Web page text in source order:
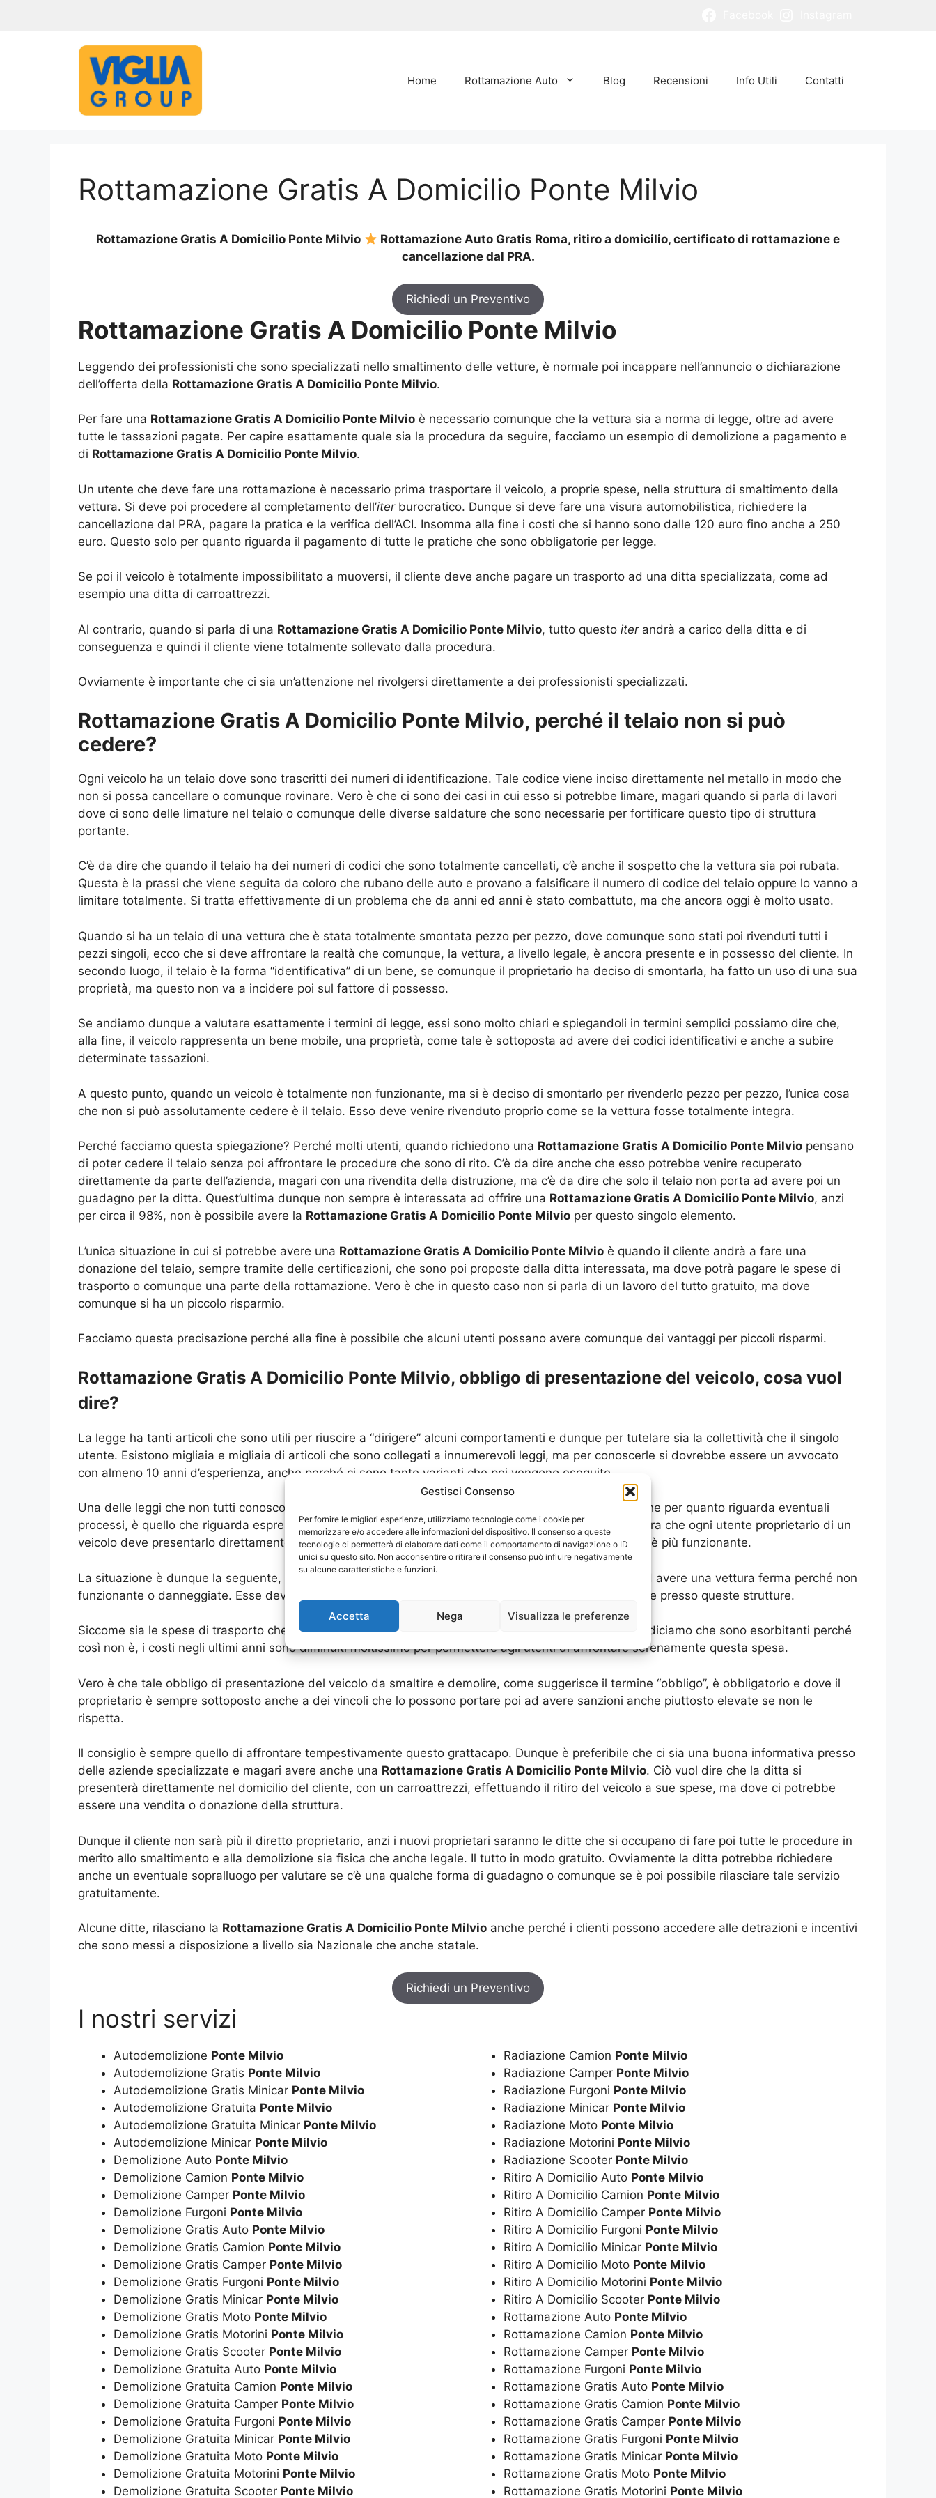
Gestisci Consenso
Per fornire le migliori esperienze, utilizziamo tecnologie come i cookie per
memorizzare e/o accedere alle informazioni del dispositivo. Il consenso a queste
tecnologie ci permetterà di elaborare dati come il comportamento di navigazione o ID
unici su questo sito. Non acconsentire o ritirare il consenso può influire negativamente
su alcune caratteristiche e funzioni.
Accetta Nega Visualizza le preferenze
Home Rottamazione Auto Blog Recensioni Info Utili Contatti
Rottamazione Gratis A Domicilio Ponte Milvio
Rottamazione Gratis A Domicilio Ponte Milvio
Rottamazione Auto Gratis Roma, ritiro a domicilio, certificato di rottamazione e
cancellazione dal PRA.
Richiedi un Preventivo
Rottamazione Gratis A Domicilio Ponte Milvio
Leggendo dei professionisti che sono specializzati nello smaltimento delle vetture, è normale poi incappare nell’annuncio o dichiarazione
dell’offerta della Rottamazione Gratis A Domicilio Ponte Milvio.
Per fare una Rottamazione Gratis A Domicilio Ponte Milvio è necessario comunque che la vettura sia a norma di legge, oltre ad avere
tutte le tassazioni pagate. Per capire esattamente quale sia la procedura da seguire, facciamo un esempio di demolizione a pagamento e
di Rottamazione Gratis A Domicilio Ponte Milvio.
Un utente che deve fare una rottamazione è necessario prima trasportare il veicolo, a proprie spese, nella struttura di smaltimento della
vettura. Si deve poi procedere al completamento dell’iterburocratico. Dunque si deve fare una visura automobilistica, richiedere la
cancellazione dal PRA, pagare la pratica e la verifica dell’ACI. Insomma alla fine i costi che si hanno sono dalle 120 euro fino anche a 250
euro. Questo solo per quanto riguarda il pagamento di tutte le pratiche che sono obbligatorie per legge.
Se poi il veicolo è totalmente impossibilitato a muoversi, il cliente deve anche pagare un trasporto ad una ditta specializzata, come ad
esempio una ditta di carroattrezzi.
Al contrario, quando si parla di una Rottamazione Gratis A Domicilio Ponte Milvio, tutto questo iterandrà a carico della ditta e di
conseguenza e quindi il cliente viene totalmente sollevato dalla procedura.
Ovviamente è importante che ci sia un’attenzione nel rivolgersi direttamente a dei professionisti specializzati.
Rottamazione Gratis A Domicilio Ponte Milvio, perché il telaio non si può
cedere?
Ogni veicolo ha un telaio dove sono trascritti dei numeri di identificazione. Tale codice viene inciso direttamente nel metallo in modo che
non si possa cancellare o comunque rovinare. Vero è che ci sono dei casi in cui esso si potrebbe limare, magari quando si parla di lavori
dove ci sono delle limature nel telaio o comunque delle diverse saldature che sono necessarie per fortificare questo tipo di struttura
portante.
C’è da dire che quando il telaio ha dei numeri di codici che sono totalmente cancellati, c’è anche il sospetto che la vettura sia poi rubata.
Questa è la prassi che viene seguita da coloro che rubano delle auto e provano a falsificare il numero di codice del telaio oppure lo vanno a
limitare totalmente. Si tratta effettivamente di un problema che da anni ed anni è stato combattuto, ma che ancora oggi è molto usato.
Quando si ha un telaio di una vettura che è stata totalmente smontata pezzo per pezzo, dove comunque sono stati poi rivenduti tutti i
pezzi singoli, ecco che si deve affrontare la realtà che comunque, la vettura, a livello legale, è ancora presente e in possesso del cliente. In
secondo luogo, il telaio è la forma “identificativa” di un bene, se comunque il proprietario ha deciso di smontarla, ha fatto un uso di una sua
proprietà, ma questo non va a incidere poi sul fattore di possesso.
Se andiamo dunque a valutare esattamente i termini di legge, essi sono molto chiari e spiegandoli in termini semplici possiamo dire che,
alla fine, il veicolo rappresenta un bene mobile, una proprietà, come tale è sottoposta ad avere dei codici identificativi e anche a subire
determinate tassazioni.
A questo punto, quando un veicolo è totalmente non funzionante, ma si è deciso di smontarlo per rivenderlo pezzo per pezzo, l’unica cosa
che non si può assolutamente cedere è il telaio. Esso deve venire rivenduto proprio come se la vettura fosse totalmente integra.
Perché facciamo questa spiegazione? Perché molti utenti, quando richiedono una Rottamazione Gratis A Domicilio Ponte Milvio pensano
di poter cedere il telaio senza poi affrontare le procedure che sono di rito. C’è da dire anche che esso potrebbe venire recuperato
direttamente da parte dell’azienda, magari con una rivendita della distruzione, ma c’è da dire che solo il telaio non porta ad avere poi un
guadagno per la ditta. Quest’ultima dunque non sempre è interessata ad offrire una Rottamazione Gratis A Domicilio Ponte Milvio, anzi
per circa il 98%, non è possibile avere la Rottamazione Gratis A Domicilio Ponte Milvio per questo singolo elemento.
L’unica situazione in cui si potrebbe avere una Rottamazione Gratis A Domicilio Ponte Milvio è quando il cliente andrà a fare una
donazione del telaio, sempre tramite delle certificazioni, che sono poi proposte dalla ditta interessata, ma dove potrà pagare le spese di
trasporto o comunque una parte della rottamazione. Vero è che in questo caso non si parla di un lavoro del tutto gratuito, ma dove
comunque si ha un piccolo risparmio.
Facciamo questa precisazione perché alla fine è possibile che alcuni utenti possano avere comunque dei vantaggi per piccoli risparmi.
Rottamazione Gratis A Domicilio Ponte Milvio, obbligo di presentazione del veicolo, cosa vuol
dire?
La legge ha tanti articoli che sono utili per riuscire a “dirigere” alcuni comportamenti e dunque per tutelare sia la collettività che il singolo
utente. Esistono migliaia e migliaia di articoli che sono collegati a innumerevoli leggi, ma per conoscerle si dovrebbe essere un avvocato
con almeno 10 anni d’esperienza, anche perché ci sono tante varianti che poi vengono eseguite.
Una delle leggi che non tutti conoscono e che comunque provoca indubbi problemi per sanzioni e anche per quanto riguarda eventuali
processi, è quello che riguarda espressamente l’articolo con decreto legislativo 22 del 1997, che dichiara che ogni utente proprietario di un
veicolo deve presentarlo direttamente ad un centro di smaltimento e di demolizione quando esso non è più funzionante.
La situazione è dunque la seguente, da prendere in considerazione direttamente quando ci si trova ad avere una vettura ferma perché non
funzionante o danneggiate. Esse devono venire smaltite è l’unico modo per farlo è quello di trasportarle presso queste strutture.
Siccome sia le spese di trasporto che anche i costi di demolizione non sono a buon mercato, non che diciamo che sono esorbitanti perché
così non è, i costi negli ultimi anni sono diminuiti moltissimo per permettere agli utenti di affrontare serenamente questa spesa.
Vero è che tale obbligo di presentazione del veicolo da smaltire e demolire, come suggerisce il termine “obbligo”, è obbligatorio e dove il
proprietario è sempre sottoposto anche a dei vincoli che lo possono portare poi ad avere sanzioni anche piuttosto elevate se non le
rispetta.
Il consiglio è sempre quello di affrontare tempestivamente questo grattacapo. Dunque è preferibile che ci sia una buona informativa presso
delle aziende specializzate e magari avere anche una Rottamazione Gratis A Domicilio Ponte Milvio. Ciò vuol dire che la ditta si
presenterà direttamente nel domicilio del cliente, con un carroattrezzi, effettuando il ritiro del veicolo a sue spese, ma dove ci potrebbe
essere una vendita o donazione della struttura.
Dunque il cliente non sarà più il diretto proprietario, anzi i nuovi proprietari saranno le ditte che si occupano di fare poi tutte le procedure in
merito allo smaltimento e alla demolizione sia fisica che anche legale. Il tutto in modo gratuito. Ovviamente la ditta potrebbe richiedere
anche un eventuale sopralluogo per valutare se c’è una qualche forma di guadagno o comunque se è poi possibile rilasciare tale servizio
gratuitamente.
Alcune ditte, rilasciano la Rottamazione Gratis A Domicilio Ponte Milvio anche perché i clienti possono accedere alle detrazioni e incentivi
che sono messi a disposizione a livello sia Nazionale che anche statale.
Richiedi un Preventivo
I nostri servizi
Autodemolizione Ponte Milvio
Autodemolizione Gratis Ponte Milvio
Autodemolizione Gratis Minicar Ponte Milvio
Autodemolizione Gratuita Ponte Milvio
Autodemolizione Gratuita Minicar Ponte Milvio
Autodemolizione Minicar Ponte Milvio
Demolizione Auto Ponte Milvio
Demolizione Camion Ponte Milvio
Demolizione Camper Ponte Milvio
Demolizione Furgoni Ponte Milvio
Demolizione Gratis Auto Ponte Milvio
Demolizione Gratis Camion Ponte Milvio
Demolizione Gratis Camper Ponte Milvio
Demolizione Gratis Furgoni Ponte Milvio
Demolizione Gratis Minicar Ponte Milvio
Demolizione Gratis Moto Ponte Milvio
Demolizione Gratis Motorini Ponte Milvio
Demolizione Gratis Scooter Ponte Milvio
Demolizione Gratuita Auto Ponte Milvio
Demolizione Gratuita Camion Ponte Milvio
Demolizione Gratuita Camper Ponte Milvio
Demolizione Gratuita Furgoni Ponte Milvio
Demolizione Gratuita Minicar Ponte Milvio
Demolizione Gratuita Moto Ponte Milvio
Demolizione Gratuita Motorini Ponte Milvio
Demolizione Gratuita Scooter Ponte Milvio
Radiazione Camion Ponte Milvio
Radiazione Camper Ponte Milvio
Radiazione Furgoni Ponte Milvio
Radiazione Minicar Ponte Milvio
Radiazione Moto Ponte Milvio
Radiazione Motorini Ponte Milvio
Radiazione Scooter Ponte Milvio
Ritiro A Domicilio Auto Ponte Milvio
Ritiro A Domicilio Camion Ponte Milvio
Ritiro A Domicilio Camper Ponte Milvio
Ritiro A Domicilio Furgoni Ponte Milvio
Ritiro A Domicilio Minicar Ponte Milvio
Ritiro A Domicilio Moto Ponte Milvio
Ritiro A Domicilio Motorini Ponte Milvio
Ritiro A Domicilio Scooter Ponte Milvio
Rottamazione Auto Ponte Milvio
Rottamazione Camion Ponte Milvio
Rottamazione Camper Ponte Milvio
Rottamazione Furgoni Ponte Milvio
Rottamazione Gratis Auto Ponte Milvio
Rottamazione Gratis Camion Ponte Milvio
Rottamazione Gratis Camper Ponte Milvio
Rottamazione Gratis Furgoni Ponte Milvio
Rottamazione Gratis Minicar Ponte Milvio
Rottamazione Gratis Moto Ponte Milvio
Rottamazione Gratis Motorini Ponte Milvio